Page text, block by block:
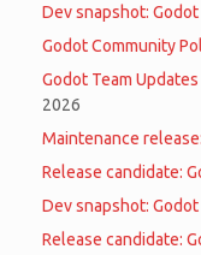
Dev snapshot: Godot
Godot Community
Godot Team
2026
Maintenance
Release candidate:
Dev snapshot: Godot
Release candidate: